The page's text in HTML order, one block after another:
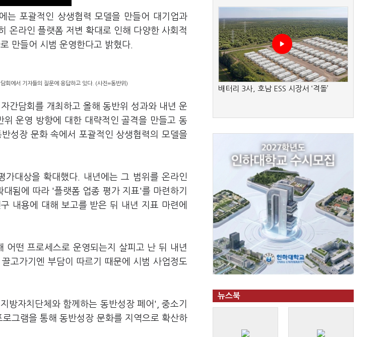
는 포괄적인 상생협력 모델을 만들어 대기업과
온라인 플랫폼 저변 확대로 인해 다양한 사회적
만들어 시범 운영한다고 밝혔다.
회에서 기자들의 질문에 응답하고 있다. (사진=동반위)
간담회를 개최하고 올해 동반위 성과와 내년 운
운영 방향에 대한 대략적인 골격을 만들고 동
성장 문화 속에서 포괄적인 상생협력의 모델을
대상을 확대했다. 내년에는 그 범위를 온라인
됨에 따라 '플랫폼 업종 평가 지표'를 마련하기
내용에 대해 보고를 받은 뒤 내년 지표 마련에
어떤 프로세스로 운영되는지 살피고 난 뒤 내년
고가기엔 부담이 따르기 때문에 시범 사업정도
방자치단체와 함께하는 동반성장 페어', 중소기
그램을 통해 동반성장 문화를 지역으로 확산하
배터리 3사, 호남 ESS 시장서 ‘격돌’
뉴스북